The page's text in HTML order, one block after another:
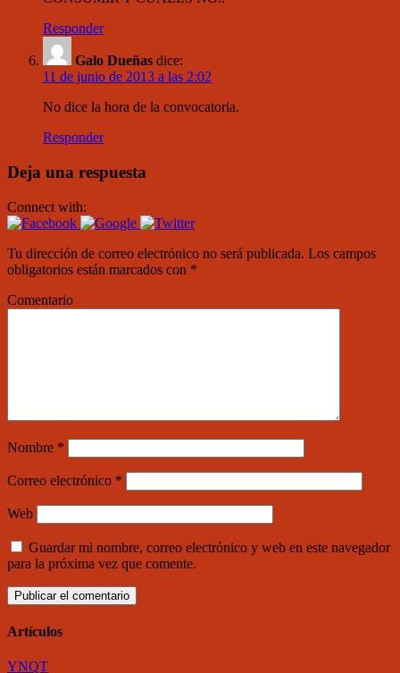
Responder
Galo Dueñas dice:
11 de junio de 2013 a las 2:02
No dice la hora de la convocatoria.
Responder
Deja una respuesta
Connect with:
Tu dirección de correo electrónico no será publicada. Los campos
obligatorios están marcados con *
Comentario
Nombre *
Correo electrónico *
Web
Guardar mi nombre, correo electrónico y web en este navegador
para la próxima vez que comente.
Artículos
YNQT